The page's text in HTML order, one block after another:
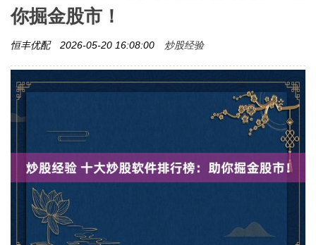
你掘金股市！
恒丰优配 2026-05-20 16:08:00 炒股经验